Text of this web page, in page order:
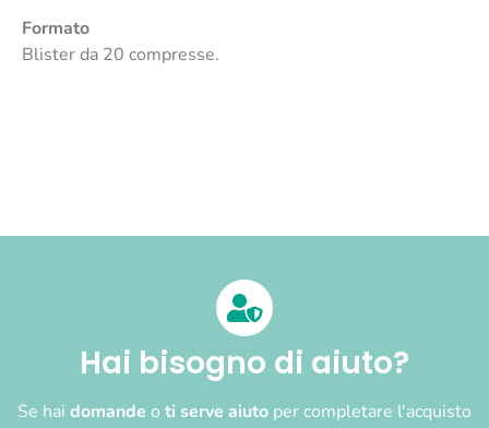
Formato
Blister da 20 compresse.
Hai bisogno di aiuto?
Se hai domande o ti serve aiuto per completare l'acquisto